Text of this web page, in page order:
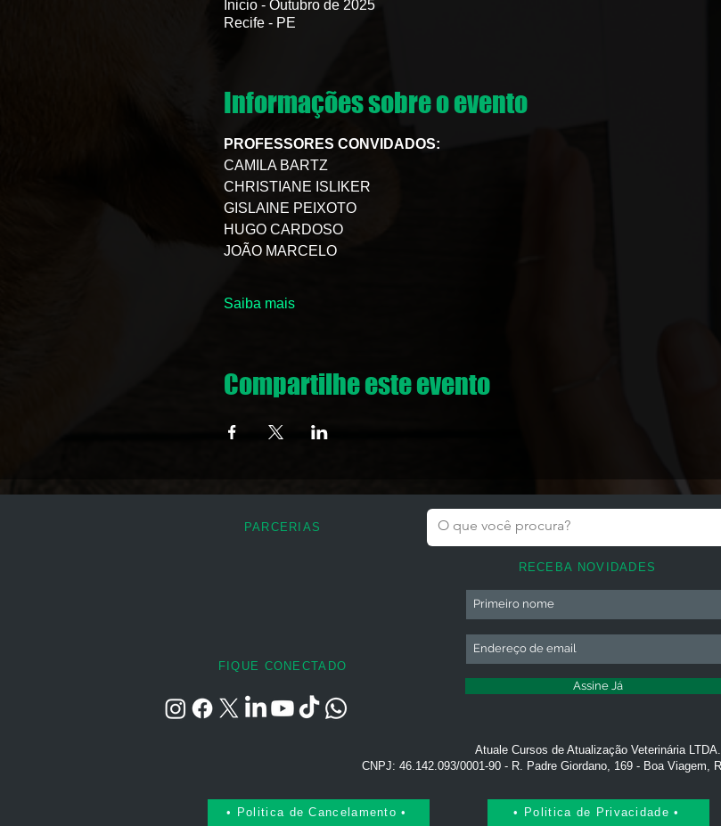
Inicio - Outubro de 2025
Recife - PE
Informações sobre o evento
PROFESSORES CONVIDADOS:
CAMILA BARTZ
CHRISTIANE ISLIKER
GISLAINE PEIXOTO
HUGO CARDOSO
JOÃO MARCELO
Saiba mais
Compartilhe este evento
PARCERIAS
FIQUE CONECTADO
RECEBA NOVIDADES
Assine Já
Atuale Cursos de Atualização Veterinária LTDA.
CNPJ: 46.142.093/0001-90 - R. Padre Giordano, 169 - Boa Viagem,
• Politica de Cancelamento • • Politica de Privacidade •